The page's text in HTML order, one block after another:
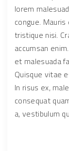
lorem
congue.
tristique nisi.
accumsan
et malesuada
Quisque vitae
In risus ex,
consequat
a, vestibulum